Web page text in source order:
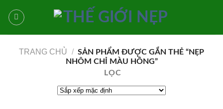
qua
TRANG CHỦ / SẢN PHẨM ĐƯỢC GẮN THẺ “NẸP
NHÔM CHỈ MÀU HỒNG”
LỌC